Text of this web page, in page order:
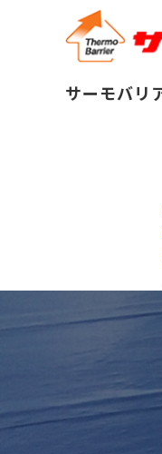
サーモバリ